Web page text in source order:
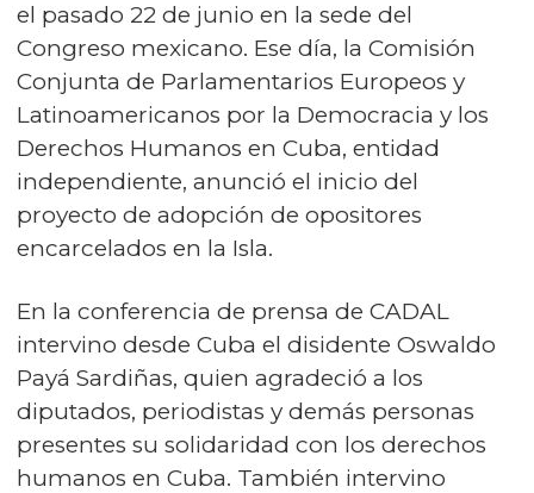
el pasado 22 de junio en la sede del
Congreso mexicano. Ese día, la Comisión
Conjunta de Parlamentarios Europeos y
Latinoamericanos por la Democracia y los
Derechos Humanos en Cuba, entidad
independiente, anunció el inicio del
proyecto de adopción de opositores
encarcelados en la Isla.
En la conferencia de prensa de CADAL
intervino desde Cuba el disidente Oswaldo
Payá Sardiñas, quien agradeció a los
diputados, periodistas y demás personas
presentes su solidaridad con los derechos
humanos en Cuba. También intervino